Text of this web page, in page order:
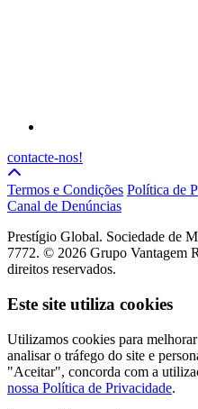
contacte-nos!
Termos e Condições Política de
Canal de Denúncias
Prestígio Global. Sociedade de
7772. © 2026 Grupo Vantagem
direitos reservados.
Este site utiliza cookies
Utilizamos cookies para
analisar o tráfego do site e
"Aceitar", concorda com a
nossa Política de Privacidade.